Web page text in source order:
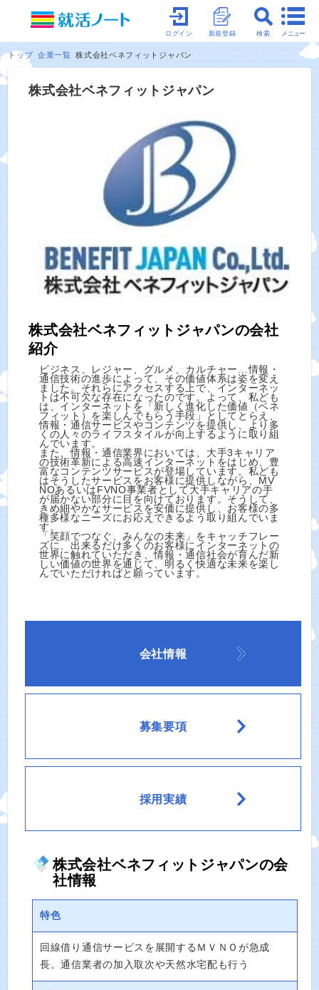
メニュー
検索
新規登録
ログイン
トップ 企業一覧 株式会社ベネフィットジャパン
株式会社ベネフィットジャパン
株式会社ベネフィットジャパンの会社
紹介
ビジネス、レジャー、グルメ、カルチャー…情報・
通信技術の進歩によって、その価値体系は姿を変え
ました。それらにアクセスする上で、インターネッ
トは不可欠な存在になったのです。よって、私ども
は、インターネットを「新しく進化した価値（ベネ
フィット）を楽しんでもらう手段」としてとらえ、
情報・通信サービスやコンテンツを提供し、より多
くの人々のライフスタイルが向上するように取り組
んでいます。
また、情報・通信業界においては、大手3キャリア
の技術革新による高速インターネットをはじめ、豊
富なコンテンツサービスが登場しています。私ども
はそうしたサービスをお客様に提供しながら、MV
NOあるいはFVNO事業者として大手キャリアの手
が届かない部分に目を向けております。そうして、
きめ細やかなサービスを安価に提供し、お客様の多
種多様なニーズにお応えできるよう取り組んでいま
す。
「笑顔でつなぐ、みんなの未来」をキャッチフレー
ズに、出来るだけ多くのお客様にインターネットの
世界に触れていただき、情報・通信社会が育んだ新
しい価値の世界を通じて、明るく快適な未来を楽し
んでいただければと願っています。
会社情報
募集要項
採用実績
株式会社ベネフィットジャパンの会
社情報
特色
回線借り通信サービスを展開するＭＶＮＯが急成
長。通信業者の加入取次や天然水宅配も行う